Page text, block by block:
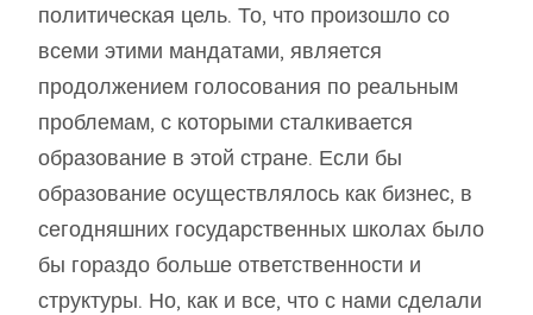
политическая цель. То, что произошло со
всеми этими мандатами, является
продолжением голосования по реальным
проблемам, с которыми сталкивается
образование в этой стране. Если бы
образование осуществлялось как бизнес, в
сегодняшних государственных школах было
бы гораздо больше ответственности и
структуры. Но, как и все, что с нами сделали